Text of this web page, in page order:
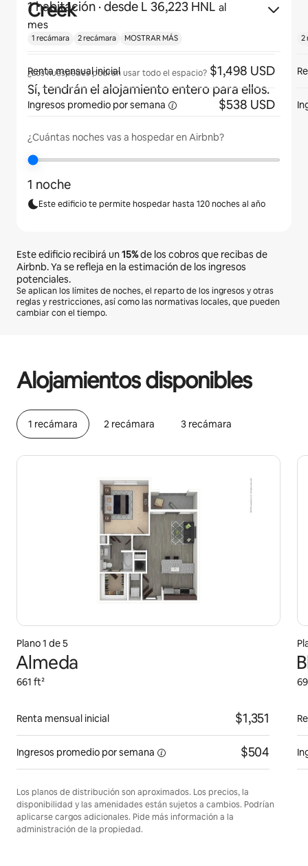
1 habitación · desde L 36,223 HNL al
mes
¿Los huéspedes podrán usar todo el espacio?
Sí, tendrán el alojamiento entero para ellos.
¿Cuántas noches vas a hospedar en Airbnb?
1 noche
Este edificio te permite hospedar hasta 120 noches al año
Este edificio recibirá un15%de los cobros que recibas de
Airbnb. Ya se refleja en la estimación de los ingresos
potenciales.
Se aplican los límites de noches, el reparto de los ingresos y otras
reglas y restricciones, así como las normativas locales, que pueden
cambiar con el tiempo.
Alojamientos disponibles
1 recámara 2 recámara 3 recámara
Plano 1 de 5
Almeda
661 ft²
Renta mensual inicial $1,351
Ingresos promedio porsemana $504
Los planos de distribución son aproximados. Los precios, la
disponibilidad y las amenidades están sujetos a cambios. Podrían
aplicarse cargos adicionales. Pide más información a la
administración de la propiedad.
Creek
1 recámara 2 recámara MOSTRAR MÁS
Renta mensual inicial $1,498 USD
Ingresos promedio porsemana $538 USD
2